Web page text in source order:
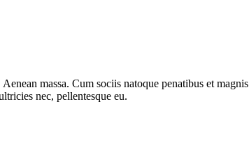
massa. Cum sociis natoque penatibus et
nec, pellentesque eu.